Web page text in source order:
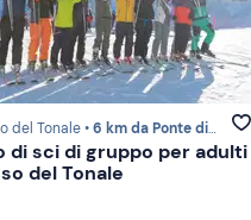
del Tonale •6 km da Ponte di Legno
di sci di gruppo per adulti
del Tonale